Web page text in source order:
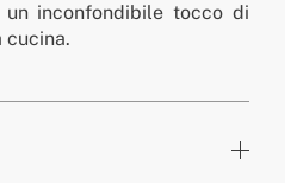
un inconfondibile tocco di
cucina.